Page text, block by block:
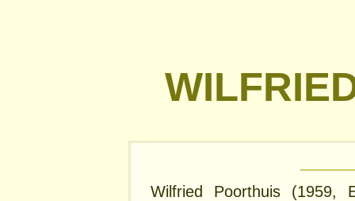
Wilfried Poorthuis (1959,